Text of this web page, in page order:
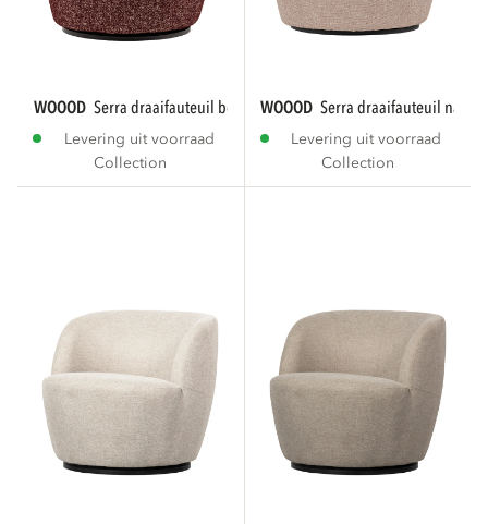
WOOOD serra draaifauteuil bordeauxrood...
Levering uit voorraad
Collection
WOOOD serra draaifauteuil
Levering uit voorraad
Collection